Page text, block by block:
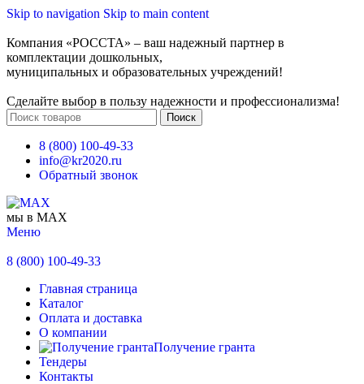
Skip to navigation Skip to main content
Компания «РОССТА» – ваш надежный партнер в
комплектации дошкольных,
муниципальных и образовательных учреждений!
Сделайте выбор в пользу надежности и профессионализма!
Поиск
8 (800) 100-49-33
info@kr2020.ru
Обратный звонок
мы в MAX
Меню
8 (800) 100-49-33
Главная страница
Каталог
Оплата и доставка
О компании
Получение гранта
Тендеры
Контакты